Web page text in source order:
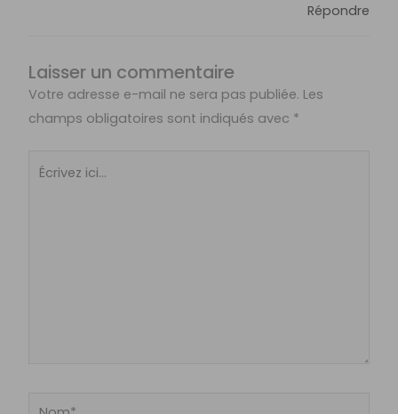
Répondre
Laisser un commentaire
Votre adresse e-mail ne sera pas publiée. Les
champs obligatoires sont indiqués avec *
Écrivez